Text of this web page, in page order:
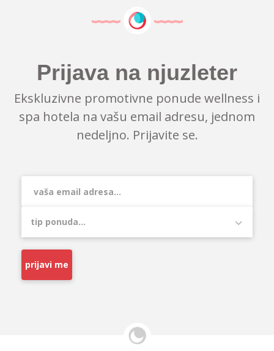
Prijava na njuzleter
Ekskluzivne promotivne ponude wellness i
spa hotela na vašu email adresu, jednom
nedeljno. Prijavite se.
prijavi me